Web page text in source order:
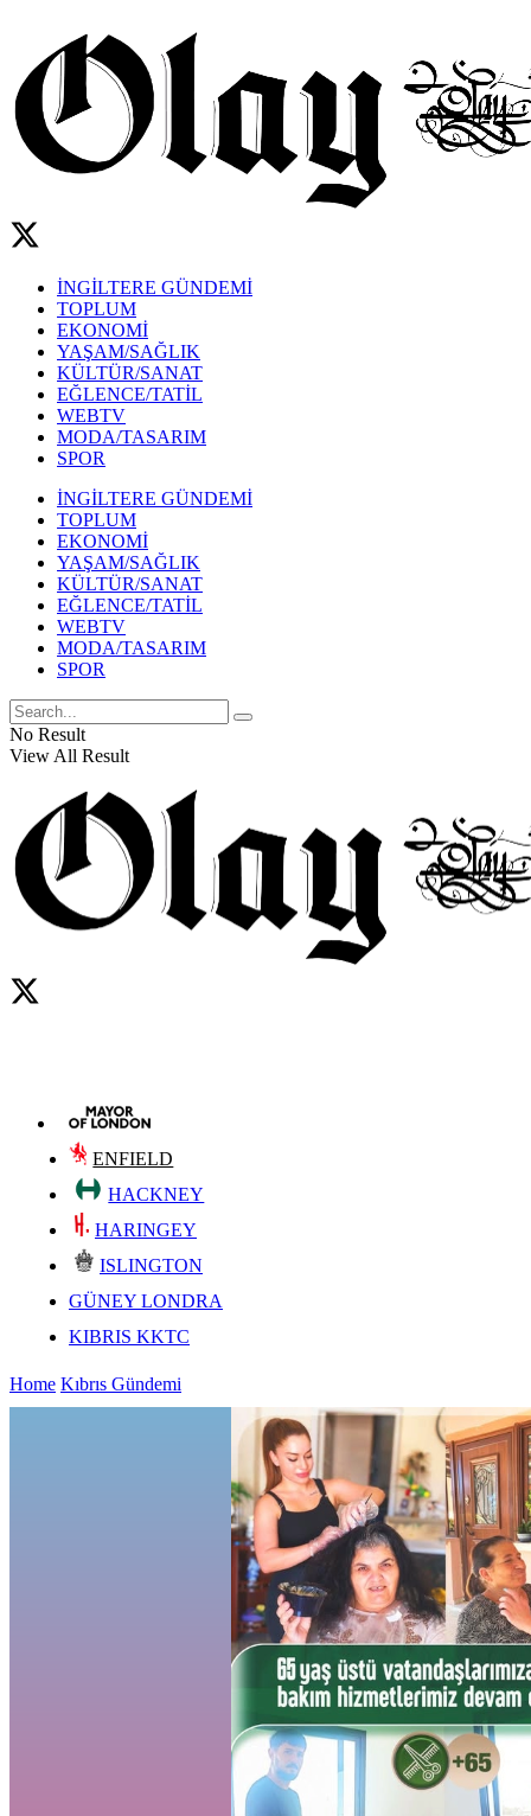
İNGİLTERE GÜNDEMİ
TOPLUM
EKONOMİ
YAŞAM/SAĞLIK
KÜLTÜR/SANAT
EĞLENCE/TATİL
WEBTV
MODA/TASARIM
SPOR
İNGİLTERE GÜNDEMİ
TOPLUM
EKONOMİ
YAŞAM/SAĞLIK
KÜLTÜR/SANAT
EĞLENCE/TATİL
WEBTV
MODA/TASARIM
SPOR
No Result
View All Result
ENFIELD
HACKNEY
HARINGEY
ISLINGTON
GÜNEY LONDRA
KIBRIS KKTC
Home Kıbrıs Gündemi